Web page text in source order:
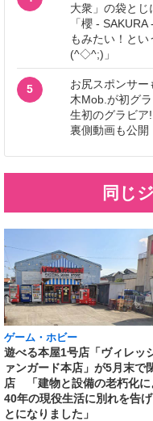
大衆」の袋と
「櫻 -
もみたい！と
(^◇^;)」
5
お尻スポンサ
木Mob.が初グ
生初のグラビア
裏側動画も公開
同じ
ゲーム・ホビー
遊べる本屋1号店「ヴィレッ
ァンガード本店」が5月末で
店 「建物と設備の老朽化に
40年の現役生活に別れを告げ
とになりました」